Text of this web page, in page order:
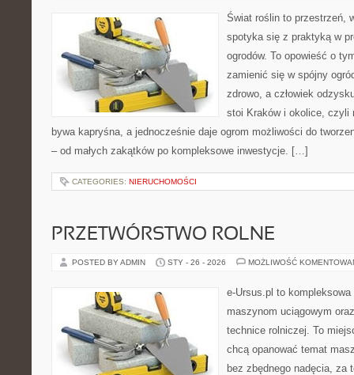
Świat roślin to przestrzeń,
spotyka się z praktyką w
ogrodów. To opowieść o
zamienić się w spójny
zdrowo, a człowiek
stoi Kraków i okolice, czyli
bywa kapryśna, a jednocześnie daje ogrom możliwości do
– od małych zakątków po kompleksowe inwestycje. […]
CATEGORIES: NIERUCHOMOŚCI
PRZETWÓRSTWO ROLNE
POSTED BY ADMIN STY - 26 - 2026 MOŻLIWOŚĆ
e-Ursus.pl to
maszynom uciągowym
technice rolniczej. To
chcą opanować temat
bez zbędnego nadęcia, za